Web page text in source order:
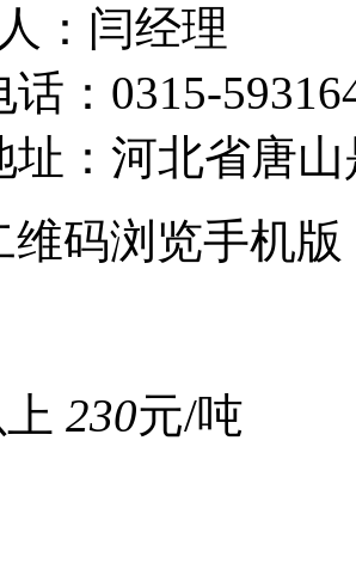
： 闫经理
： 0315-
： 河北省唐
维码浏览手机版
230元/吨